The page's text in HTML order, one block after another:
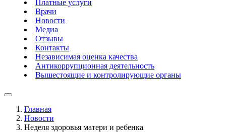
Платные услуги
Врачи
Новости
Медиа
Отзывы
Контакты
Независимая оценка качества
Антикоррупционная деятельность
Вышестоящие и контролирующие органы
Главная
Новости
Неделя здоровья матери и ребенка